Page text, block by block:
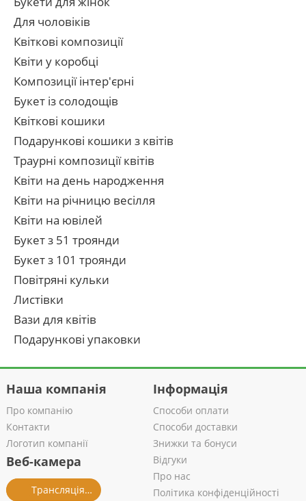
Для чоловіків
Квіткові композиції
Квіти у коробці
Композиції інтер'єрні
Букет із солодощів
Квіткові кошики
Подарункові кошики з квітів
Траурні композиції квітів
Квіти на день народження
Квіти на річницю весілля
Квіти на ювілей
Букет з 51 троянди
Букет з 101 троянди
Повітряні кульки
Листівки
Вази для квітів
Подарункові упаковки
Наша компанія
Про компанію
Контакти
Логотип компанії
Веб-камера
Трансляція із салону
Інформація
Способи оплати
Способи доставки
Знижки та бонуси
Відгуки
Про нас
Політика конфіденційності